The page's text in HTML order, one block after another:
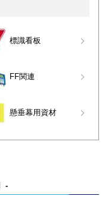
標識看板
FF関連
懸垂幕用資材